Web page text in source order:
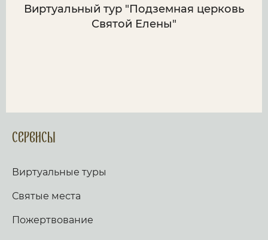
Виртуальный тур "Подземная церковь
Святой Елены"
Сервисы
Виртуальные туры
Святые места
Пожертвование